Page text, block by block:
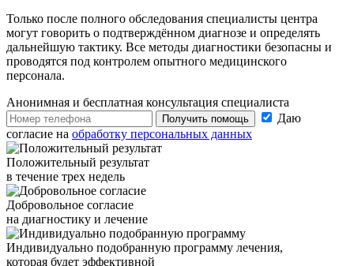
Только после полного обследования специалисты центра
могут говорить о подтверждённом диагнозе и определять
дальнейшую тактику. Все методы диагностики безопасны и
проводятся под контролем опытного медицинского
персонала.
Анонимная и бесплатная консультация специалиста
Получить помощь
Даю
согласие на обработку персональных данных
Положительный результат
в течение трех недель
Добровольное согласие
на диагностику и лечение
Индивидуально подобранную программу лечения,
которая будет эффективной